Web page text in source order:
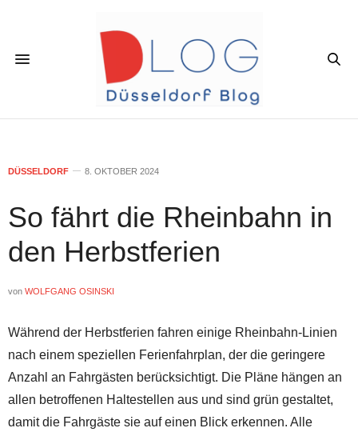
DÜSSELDORF 8. OKTOBER 2024
So fährt die Rheinbahn in
den Herbstferien
von WOLFGANG OSINSKI
Während der Herbstferien fahren einige Rheinbahn-Linien
nach einem speziellen Ferienfahrplan, der die geringere
Anzahl an Fahrgästen berücksichtigt. Die Pläne hängen an
allen betroffenen Haltestellen aus und sind grün gestaltet,
damit die Fahrgäste sie auf einen Blick erkennen. Alle